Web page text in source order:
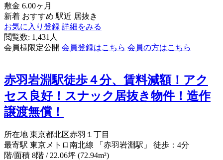
敷金 6.00ヶ月
新着 おすすめ 駅近 居抜き
お気に入り登録 詳細をみる
閲覧数: 1,431人
会員様限定公開 会員登録はこちら 会員の方はこちら
赤羽岩淵駅徒歩４分、賃料減額！アク
セス良好！スナック居抜き物件！造作
譲渡無償！
所在地 東京都北区赤羽１丁目
最寄駅 東京メトロ南北線 「赤羽岩淵駅」 徒歩：4分
階/面積 8階 / 22.06坪 (72.94m²)